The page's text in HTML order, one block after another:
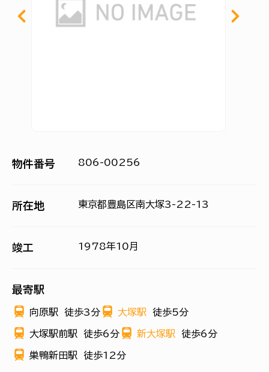
物件番号 806-00256
所在地 東京都豊島区南大塚3-22-13
竣工 1978年10月
最寄駅
向原駅 徒歩3分 大塚駅 徒歩5分
大塚駅前駅 徒歩6分 新大塚駅 徒歩6分
巣鴨新田駅 徒歩12分